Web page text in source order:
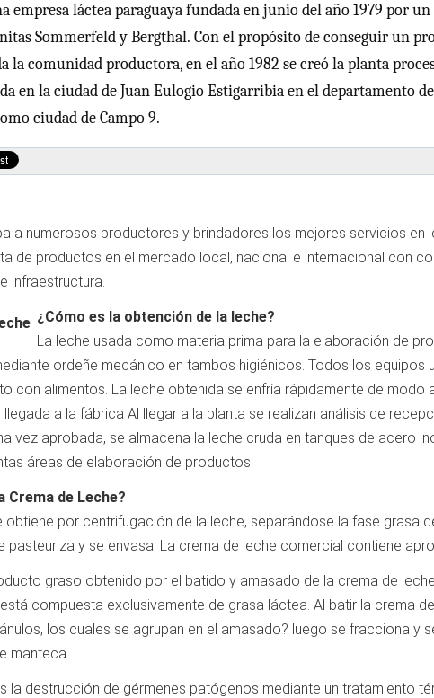
empresa láctea paraguaya fundada en junio del año 1979 por
Sommerfeld y Bergthal. Con el propósito de conseguir un
la comunidad productora, en el año 1982 se creó la planta
en la ciudad de Juan Eulogio Estigarribia en el departamento
ciudad de Campo 9.
a numerosos productores y brindadores los mejores servicios en
de productos en el mercado local, nacional e internacional con
infraestructura.
¿Cómo es la obtención de la leche?
La leche usada como materia prima para la elaboración de
ordeñe mecánico en tambos higiénicos. Todos los equipos
con alimentos. La leche obtenida se enfría rápidamente de modo
a la fábrica Al llegar a la planta se realizan análisis de
vez aprobada, se almacena la leche cruda en tanques de acero
áreas de elaboración de productos.
Crema de Leche?
obtiene por centrifugación de la leche, separándose la fase grasa
pasteuriza y se envasa. La crema de leche comercial contiene
graso obtenido por el batido y amasado de la crema de
compuesta exclusivamente de grasa láctea. Al batir la crema
los cuales se agrupan en el amasado? luego se fracciona y
manteca.
la destrucción de gérmenes patógenos mediante un tratamiento